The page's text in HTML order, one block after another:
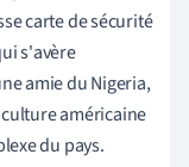
carte de sécurité
s'avère
amie du Nigeria,
américaine
du pays.